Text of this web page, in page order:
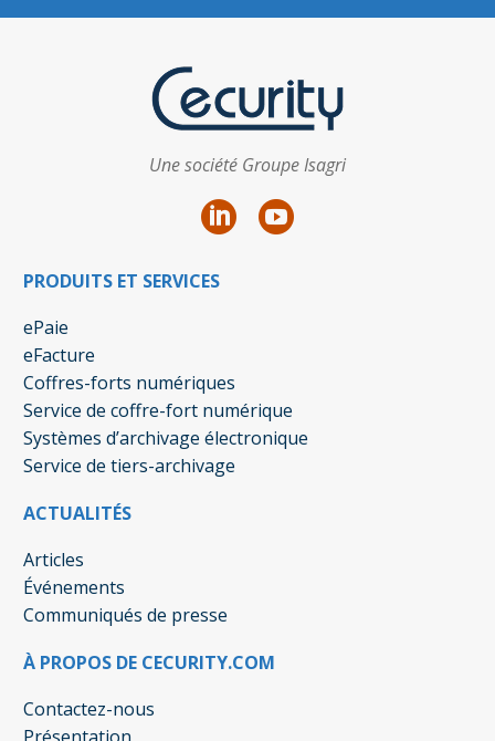
Une société Groupe Isagri
PRODUITS ET SERVICES
ePaie
eFacture
Coffres-forts numériques
Service de coffre-fort numérique
Systèmes d’archivage électronique
Service de tiers-archivage
ACTUALITÉS
Articles
Événements
Communiqués de presse
À PROPOS DE CECURITY.COM
Contactez-nous